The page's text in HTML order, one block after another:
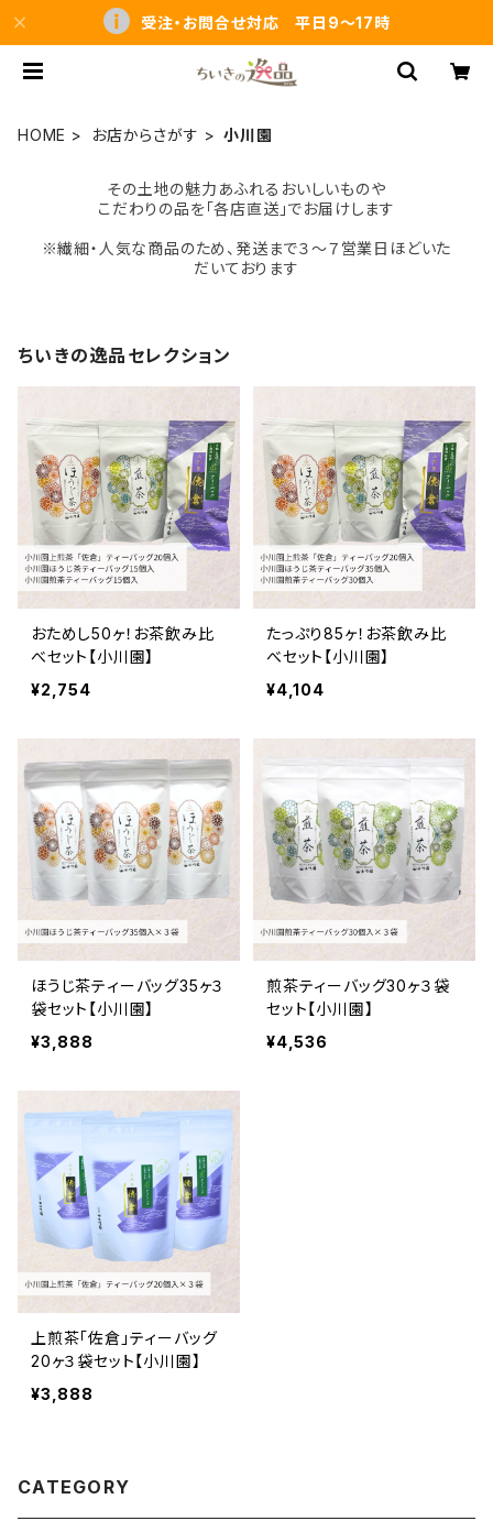
受注・お問合せ対応 平日9～17時
HOME お店からさがす 小川園
その土地の魅力あふれるおいしいものや
こだわりの品を「各店直送」でお届けします
※繊細・人気な商品のため、発送まで３～７営業日ほどいた
だいております
ちいきの逸品セレクション
おためし50ヶ！お茶飲み比
べセット【小川園】
¥2,754
たっぷり85ヶ！お茶飲み比
べセット【小川園】
¥4,104
ほうじ茶ティーバッグ35ヶ３
袋セット【小川園】
¥3,888
煎茶ティーバッグ30ヶ３袋
セット【小川園】
¥4,536
上煎茶「佐倉」ティーバッグ
20ヶ３袋セット【小川園】
¥3,888
CATEGORY